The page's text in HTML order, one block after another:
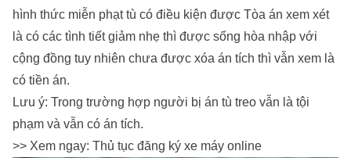
hình thức miễn phạt tù có điều kiện được Tòa án xem xét
là có các tình tiết giảm nhẹ thì được sống hòa nhập với
cộng đồng tuy nhiên chưa được xóa án tích thì vẫn xem là
có tiền án.
Lưu ý: Trong trường hợp người bị án tù treo vẫn là tội
phạm và vẫn có án tích.
>> Xem ngay: Thủ tục đăng ký xe máy online